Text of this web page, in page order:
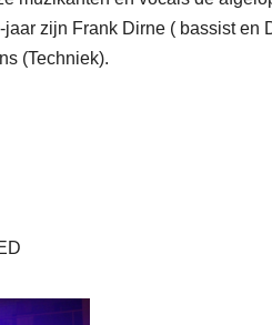
zijn Frank Dirne ( bassist en
(Techniek).